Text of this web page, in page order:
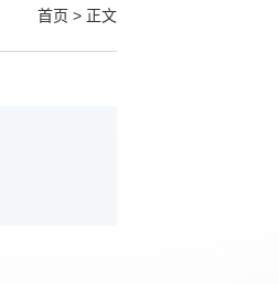
首页 > 正文